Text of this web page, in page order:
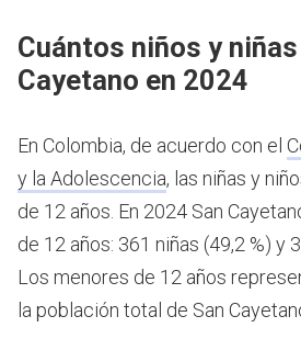
Cuántos niños y
Cayetano en 2024
En Colombia, de acuerdo con el
y la Adolescencia, las niñas y
de 12 años. En 2024 San
de 12 años: 361 niñas (49,2 %) y
Los menores de 12 años
la población total de San